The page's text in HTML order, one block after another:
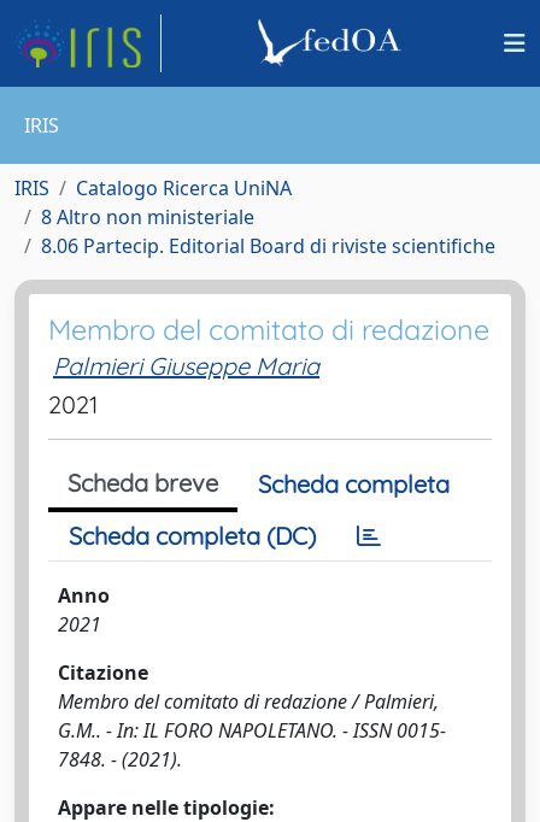
IRIS
IRIS
Catalogo Ricerca UniNA
8 Altro non ministeriale
8.06 Partecip. Editorial Board di riviste scientifiche
Membro del comitato di redazione
Palmieri Giuseppe Maria
2021
Scheda breve
Scheda completa
Scheda completa (DC)
Anno
2021
Citazione
Membro del comitato di redazione / Palmieri,
G.M.. - In: IL FORO NAPOLETANO. - ISSN 0015-
7848. - (2021).
Appare nelle tipologie: